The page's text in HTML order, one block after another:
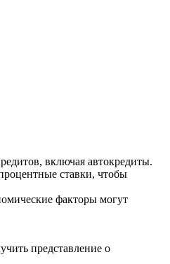
включая автокредиты.
ставки, чтобы
факторы могут
представление о